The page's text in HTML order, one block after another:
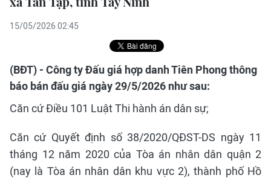
15/05/2026 02:45
(BĐT) - Công ty Đấu giá hợp danh Tiên Phong thông
báo bán đấu giá ngày 29/5/2026 như sau:
Căn cứ Điều 101 Luật Thi hành án dân sự;
Căn cứ Quyết định số 38/2020/QĐST-DS ngày 11
tháng 12 năm 2020 của Tòa án nhân dân quận 2
(nay là Tòa án nhân dân khu vực 2), thành phố Hồ